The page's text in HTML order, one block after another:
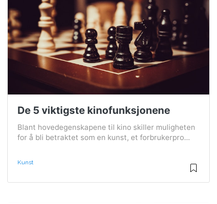
De 5 viktigste kinofunksjonene
Blant hovedegenskapene til kino skiller muligheten
for å bli betraktet som en kunst, et forbrukerpro...
Kunst